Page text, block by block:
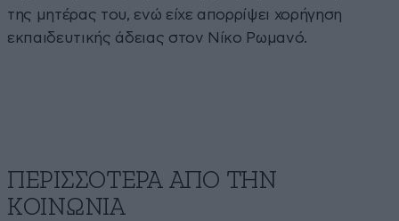
της μητέρας του, ενώ είχε απορρίψει χορήγηση
εκπαιδευτικής άδειας στον Νίκο Ρωμανό.
ΠΕΡΙΣΣΟΤΕΡΑ ΑΠΟ ΤΗΝ
ΚΟΙΝΩΝΙΑ